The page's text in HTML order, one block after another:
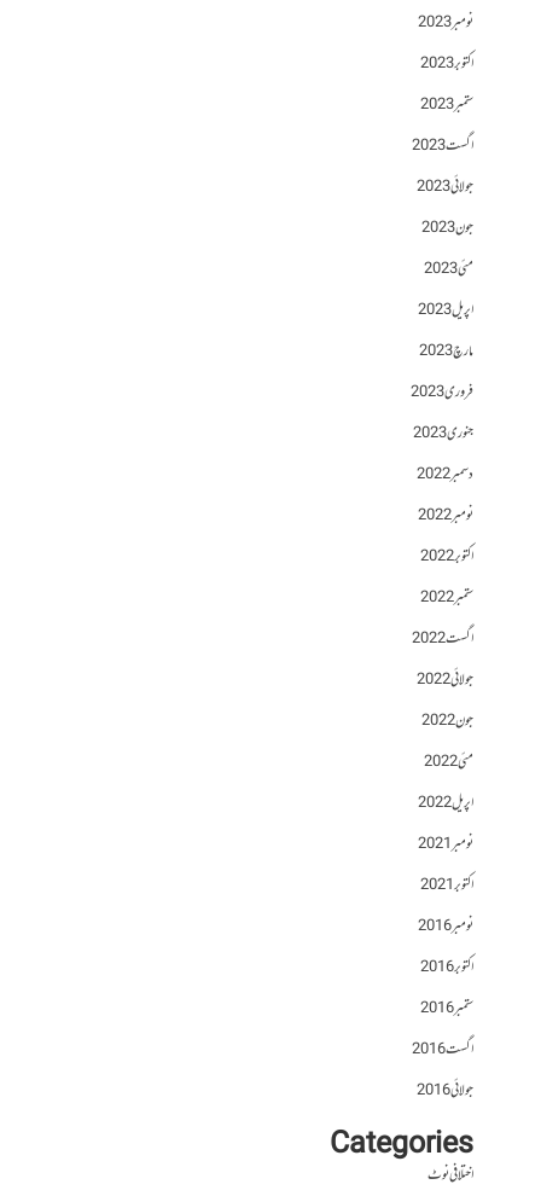
نومبر 2023
اکتوبر 2023
ستمبر 2023
اگست 2023
جولائی 2023
جون 2023
مئی 2023
اپریل 2023
مارچ 2023
فروری 2023
جنوری 2023
دسمبر 2022
نومبر 2022
اکتوبر 2022
ستمبر 2022
اگست 2022
جولائی 2022
جون 2022
مئی 2022
اپریل 2022
نومبر 2021
اکتوبر 2021
نومبر 2016
اکتوبر 2016
ستمبر 2016
اگست 2016
جولائی 2016
Categories
اختلافی نوٹ